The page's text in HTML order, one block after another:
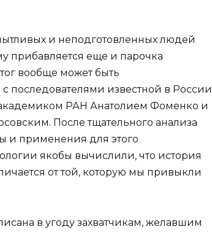
и неподготовленных людей
прибавляется еще и парочка
вообще может быть
последователями известной в России
РАН Анатолием Фоменко и
После тщательного анализа
и применения для этого
якобы вычислили, что история
от той, которую мы привыкли
в угоду захватчикам, желавшим